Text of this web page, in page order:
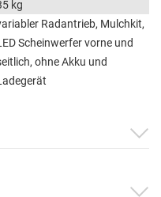
kg
Radantrieb, Mulchkit,
Scheinwerfer vorne und
ohne Akku und